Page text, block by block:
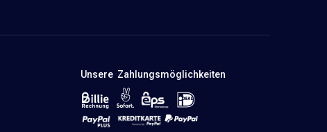
Unsere Zahlungsmöglichkeiten